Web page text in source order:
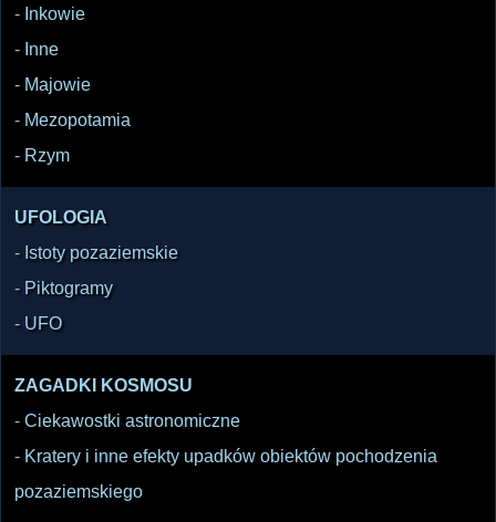
- Inkowie
- Inne
- Majowie
- Mezopotamia
- Rzym
UFOLOGIA
- Istoty pozaziemskie
- Piktogramy
- UFO
ZAGADKI KOSMOSU
- Ciekawostki astronomiczne
- Kratery i inne efekty upadków obiektów pochodzenia
pozaziemskiego